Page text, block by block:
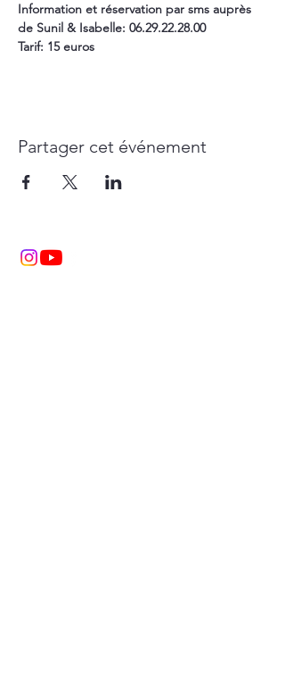
Information et réservation par sms auprès
de Sunil & Isabelle: 06.29.22.28.00
Tarif: 15 euros
Partager cet événement